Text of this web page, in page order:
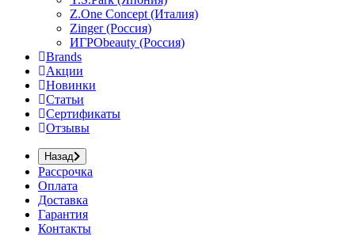
Z.One Concept (Италия)
Zinger (Россия)
ИГРОbeauty (Россия)
Brands
Акции
Новинки
Статьи
Сертификаты
Отзывы
Назад
Рассрочка
Оплата
Доставка
Гарантия
Контакты